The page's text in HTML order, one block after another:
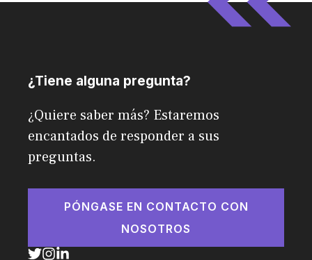
¿Tiene alguna pregunta?
¿Quiere saber más? Estaremos
encantados de responder a sus
preguntas.
PÓNGASE EN CONTACTO CON
NOSOTROS